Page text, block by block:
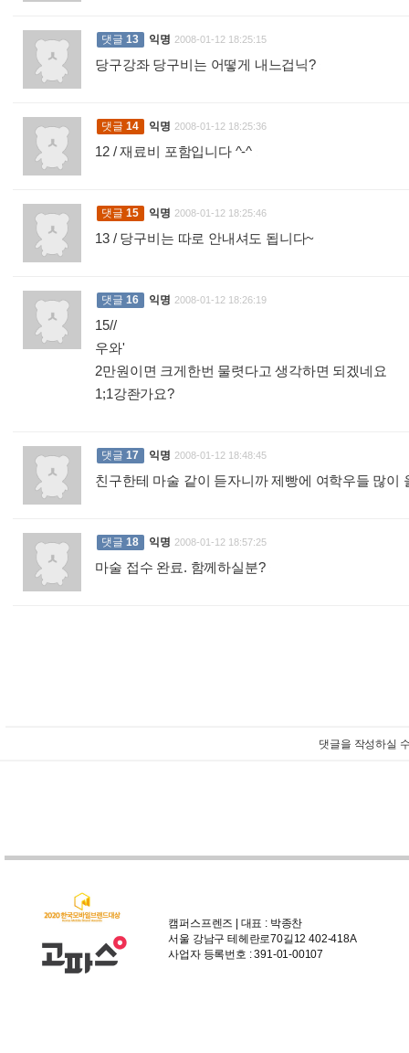
댓글 13 익명 2008-01-12 18:25:15
당구강좌 당구비는 어떻게 내느겁닉?
댓글 14 익명 2008-01-12 18:25:36
12 / 재료비 포함입니다 ^-^
댓글 15 익명 2008-01-12 18:25:46
13 / 당구비는 따로 안내셔도 됩니다~
댓글 16 익명 2008-01-12 18:26:19
15//
우와'
2만원이면 크게한번 물렷다고 생각하면 되겠네요
1;1강좐가요?
댓글 17 익명 2008-01-12 18:48:45
친구한테 마술 같이 듣자니까 제빵에 여학우들 많이
댓글 18 익명 2008-01-12 18:57:25
마술 접수 완료. 함께하실분?
댓글을 작성하실
캠퍼스프렌즈 | 대표 : 박종찬
서울 강남구 테헤란로70길12 402-418A
사업자 등록번호 : 391-01-00107